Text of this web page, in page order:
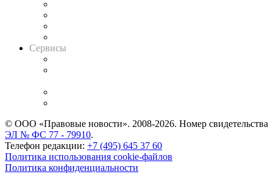
Сервисы
© ООО «Правовые новости». 2008-2026. Номер свидетельства
ЭЛ № ФС 77 - 79910.
Телефон редакции: +7 (495) 645 37 60
Политика использования cookie-файлов
Политика конфиденциальности